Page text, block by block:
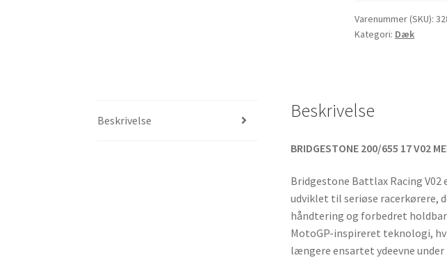
Varenummer (SKU):
Kategori: Dæk
Beskrivelse Beskrivelse
BRIDGESTONE 200/655 17 V02
Bridgestone Battlax Racing
udviklet til seriøse racerkørere,
håndtering og forbedret
MotoGP-inspireret teknologi,
længere ensartet ydeevne